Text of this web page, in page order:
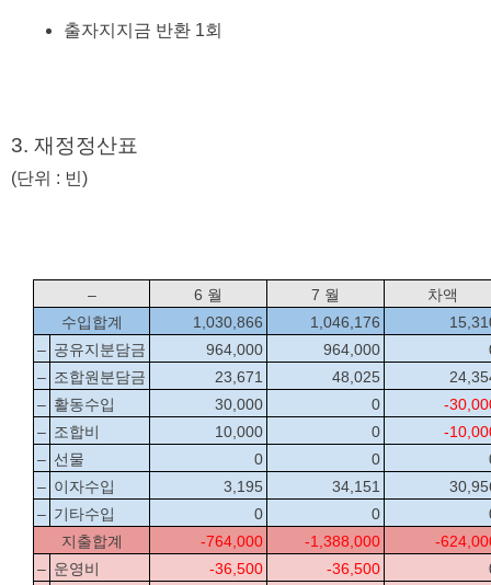
출자지지금 반환 1회
3. 재정정산표
(단위 : 빈)
– 6 월 7 월
차액
수입합계
1,030,866 1,046,176
– 공유지분담금 964,000 964,000
– 조합원분담금 23,671 48,025
– 활동수입 30,000 0
-
– 조합비 10,000 0
-
– 선물 0 0
– 이자수입 3,195 34,151
– 기타수입 0 0
지출합계
-764,000 -1,388,000
-
– 운영비 -36,500 -36,500